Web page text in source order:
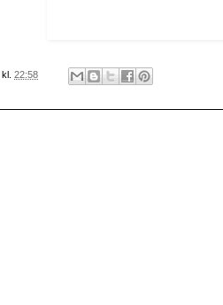
kl. 22:58